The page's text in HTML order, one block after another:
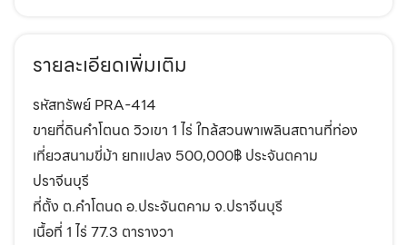
รายละเอียดเพิ่มเติม
รหัสทรัพย์ PRA-414
ขายที่ดินคำโตนด วิวเขา 1 ไร่ ใกล้สวนพาเพลินสถานที่ท่อง
เที่ยวสนามขี่ม้า ยกแปลง 500,000฿ ประจันตคาม
ปราจีนบุรี
ที่ตั้ง ต.คำโตนด อ.ประจันตคาม จ.ปราจีนบุรี
เนื้อที่ 1 ไร่ 77.3 ตารางวา